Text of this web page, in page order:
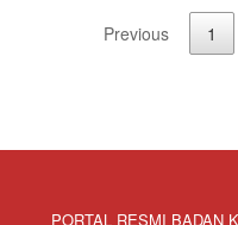
Previous
1
PORTAL RESMI BADAN